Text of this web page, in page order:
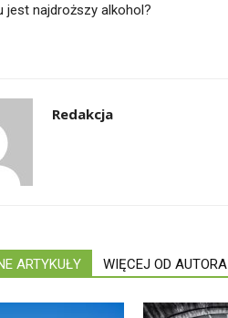
jest najdroższy alkohol?
Redakcja
ARTYKUŁY WIĘCEJ OD AUTORA